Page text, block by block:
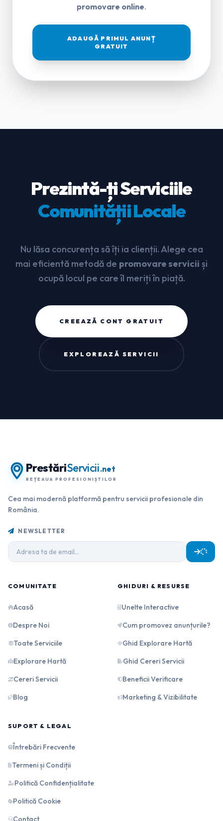
promovare online.
ADAUGĂ PRIMUL ANUNȚ
GRATUIT
Prezintă-ți Serviciile
Comunității Locale
Nu lăsa concurența să îți ia clienții. Alege cea
mai eficientă metodă de promovare servicii și
ocupă locul pe care îl meriți în piață.
CREEAZĂ CONT GRATUIT
EXPLOREAZĂ SERVICII
PrestăriServicii.net
REȚEAUA PROFESIONIȘTILOR
Cea mai modernă platformă pentru servicii profesionale din
România.
NEWSLETTER
COMUNITATE
Acasă
Despre Noi
Toate Serviciile
Explorare Hartă
Cereri Servicii
Blog
GHIDURI & RESURSE
Unelte Interactive
Cum promovez anunțurile?
Ghid Explorare Hartă
Ghid Cereri Servicii
Beneficii Verificare
Marketing & Vizibilitate
SUPORT & LEGAL
Întrebări Frecvente
Termeni și Condiții
Politică Confidențialitate
Politică Cookie
Contact